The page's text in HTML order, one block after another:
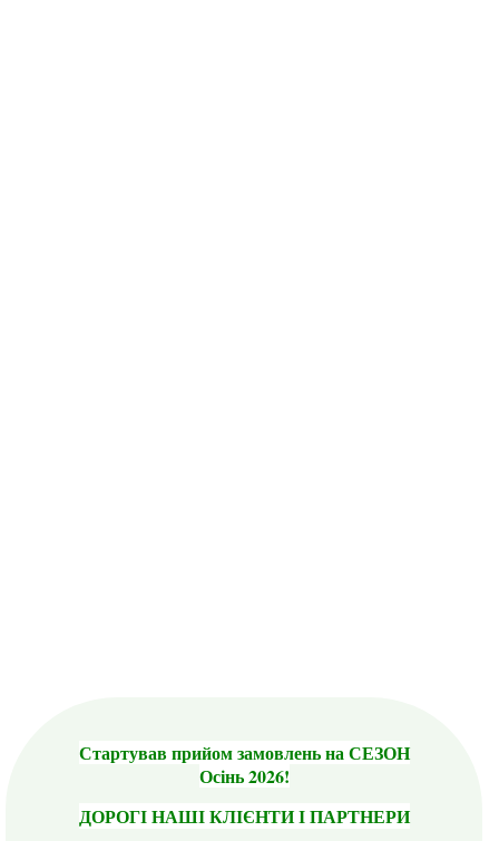
Стартував прийом замовлень на СЕЗОН
Осінь 2026!
ДОРОГІ НАШІ КЛІЄНТИ І ПАРТНЕРИ